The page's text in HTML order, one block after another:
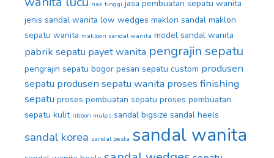
hak tinggi jasa pembuatan sepatu wanita
jenis sandal wanita low wedges maklon sandal maklon
sepatu wanita makloon sandal wanita model sandal wanita
pabrik sepatu payet wanita pengrajin sepatu
pengrajin sepatu bogor pesan sepatu custom produsen
sepatu produsen sepatu wanita proses finishing
sepatu proses pembuatan sepatu proses pembuatan
sepatu kulit ribbon mules sandal bigsize sandal heels
sandal korea sandal pesta sandal wanita